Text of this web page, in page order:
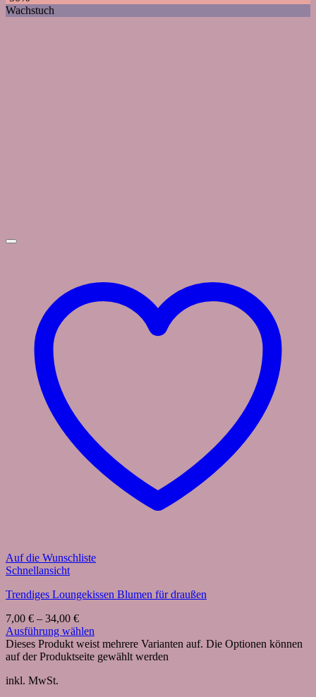
Wachstuch
Auf die Wunschliste
Schnellansicht
Trendiges Loungekissen Blumen für draußen
7,00 € – 34,00 €
Ausführung wählen
Dieses Produkt weist mehrere Varianten auf. Die Optionen können
auf der Produktseite gewählt werden
inkl. MwSt.